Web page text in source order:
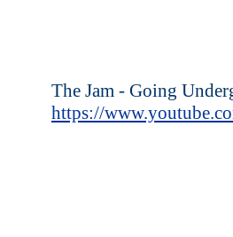
The Jam - Going
https://